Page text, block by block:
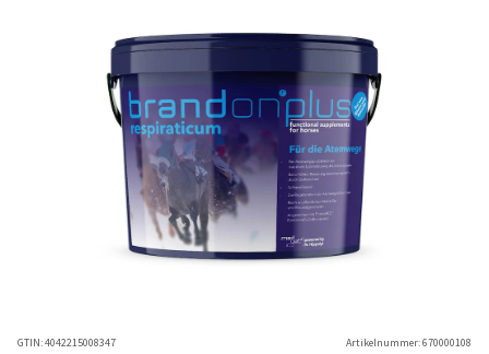
GTIN:4042215008347 Artikelnummer:670000108